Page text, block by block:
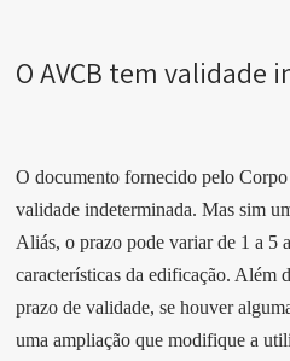
O AVCB tem validade
O documento fornecido pelo
validade indeterminada. Mas sim
Aliás, o prazo pode variar de 1 a 5
características da edificação. Além
prazo de validade, se houver
uma ampliação que modifique a